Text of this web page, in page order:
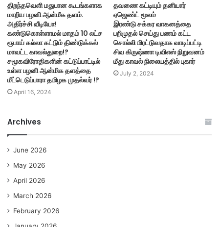
திறந்தவெளி மதுபான கூடங்களாக
மாறிய பழனி ஆன்மீக தளம்.
அதிர்ச்சி வீடியோ!
கண்டுகொள்ளாமல் மாதம் 10 லட்ச
ரூபாய் கல்லா கட்டும் திண்டுக்கல்
மாவட்ட காவல்துறை!?
சமூகவிரோதிகளின் கட்டுப்பாட்டில்
உள்ள பழனி ஆன்மிக தளத்தை
மீட்டெடுப்பாரா தமிழக முதல்வர் !?
April 16, 2024
தவணை கட்டியும் தனியார்
ஏஜெண்ட் மூலம்
இரண்டு சக்கர வாகனத்தை
பறிமுதல் செய்து பணம் கட்ட
சொல்லி மிரட்டுவதாக வாடிப்பட்டி
சிவ கிருஷ்ணா டிவிஎஸ் நிறுவனம்
மீது காவல் நிலையத்தில் புகார்
July 2, 2024
Archives
June 2026
May 2026
April 2026
March 2026
February 2026